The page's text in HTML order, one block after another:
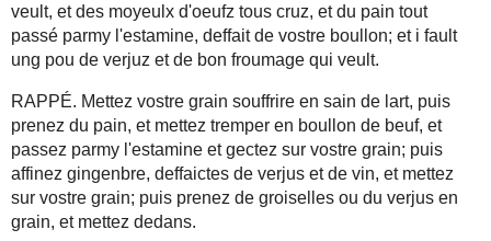
veult, et des moyeulx d'oeufz tous cruz, et du pain tout
passé parmy l'estamine, deffait de vostre boullon; et i fault
ung pou de verjuz et de bon froumage qui veult.
RAPPÉ. Mettez vostre grain souffrire en sain de lart, puis
prenez du pain, et mettez tremper en boullon de beuf, et
passez parmy l'estamine et gectez sur vostre grain; puis
affinez gingenbre, deffaictes de verjus et de vin, et mettez
sur vostre grain; puis prenez de groiselles ou du verjus en
grain, et mettez dedans.